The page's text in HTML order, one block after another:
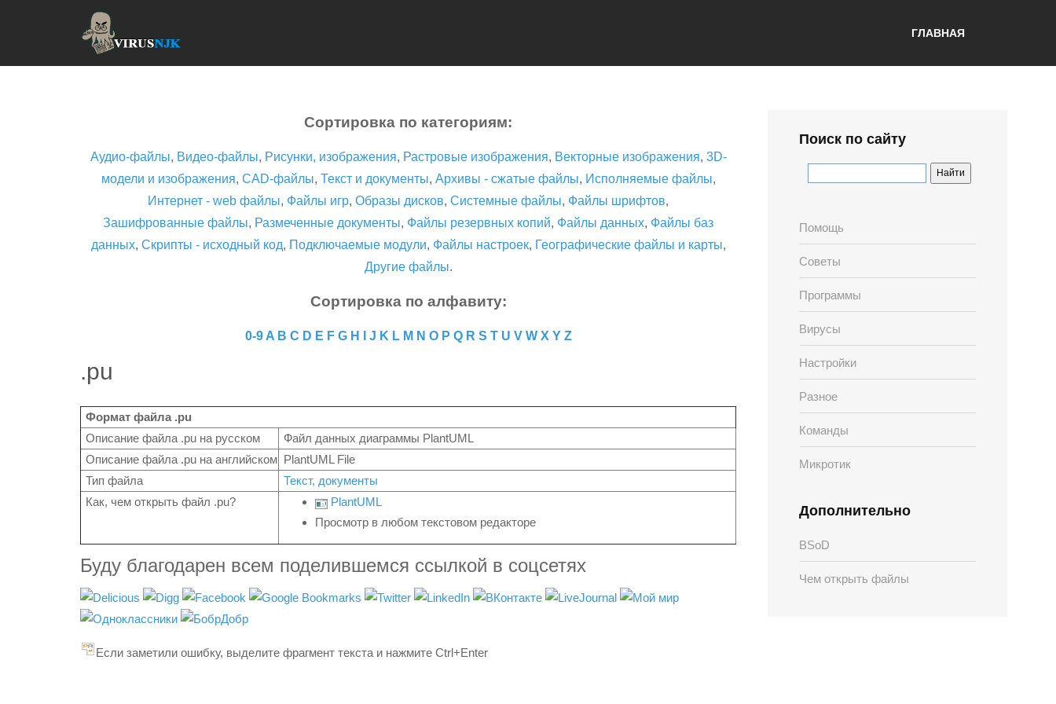
ГЛАВНАЯ
Сортировка по категориям:
Аудио-файлы, Видео-файлы, Рисунки, изображения, Растровые изображения, Векторные изображения, 3D-
модели и изображения, CAD-файлы, Текст и документы, Архивы - сжатые файлы, Исполняемые файлы,
Интернет - web файлы, Файлы игр, Образы дисков, Системные файлы, Файлы шрифтов,
Зашифрованные файлы, Размеченные документы, Файлы резервных копий, Файлы данных, Файлы баз
данных, Скрипты - исходный код, Подключаемые модули, Файлы настроек, Географические файлы и карты,
Другие файлы.
Сортировка по алфавиту:
0-9 A B C D E F G H J K L M N O P Q R S T U V W X Y Z
.pu
Формат файла .pu
Описание файла .pu на русском
Файл данных диаграммы PlantUML
Описание файла .pu на английском PlantUML File
Тип файла
Текст, документы
Как, чем открыть файл .pu?
PlantUML
Просмотр в любом текстовом редакторе
Буду благодарен всем поделившемся ссылкой в соцсетях
Если заметили ошибку, выделите фрагмент текста и нажмите Ctrl+Enter
Поиск по сайту
Помощь
Советы
Программы
Вирусы
Настройки
Разное
Команды
Микротик
Дополнительно
BSoD
Чем открыть файлы